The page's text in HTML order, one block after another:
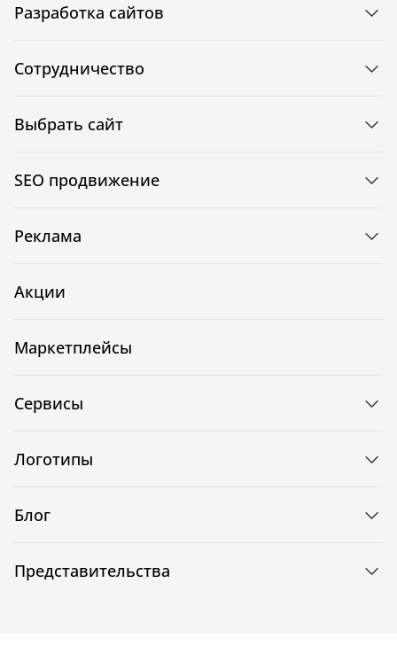
Разработка сайтов
Сотрудничество
Выбрать сайт
SEO продвижение
Реклама
Акции
Маркетплейсы
Сервисы
Логотипы
Блог
Представительства